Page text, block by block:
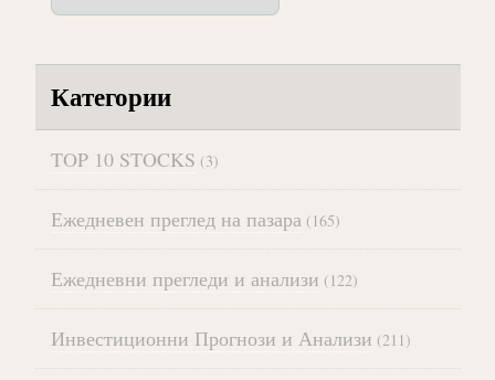
Категории
TOP 10 STOCKS (3)
Ежедневен преглед на пазара (165)
Ежедневни прегледи и анализи (122)
Инвестиционни Прогнози и Анализи (211)